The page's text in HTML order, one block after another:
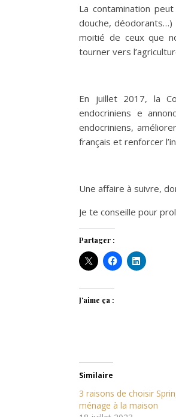
La contamination
douche,
moitié de ceux que
tourner vers
En juillet 2017, la
endocriniens e
endocriniens,
français et renforcer
Une affaire à suivre,
Je te conseille pour
Partager :
J’aime ça :
Similaire
3 raisons de choisir
ménage à la maison